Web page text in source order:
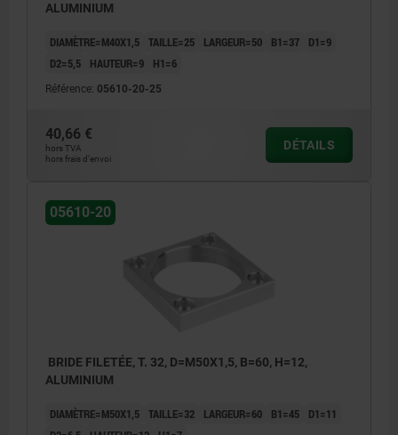
ALUMINIUM
DIAMÈTRE=M40X1,5 TAILLE=25 LARGEUR=50 B1=37
D1=9
D2=5,5
HAUTEUR=9 H1=6
Référence: 05610-20-25
40,66 €
hors TVA
hors frais d’envoi
DÉTAILS
05610-20
BRIDE FILETÉE, T. 32, D=M50X1,5, B=60, H=12,
ALUMINIUM
DIAMÈTRE=M50X1,5 TAILLE=32 LARGEUR=60 B1=45
D1=11